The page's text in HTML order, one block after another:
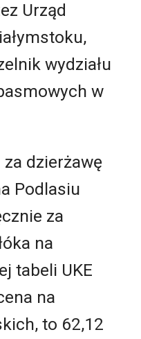
Urząd
wydziału
w
dzierżawę
Podlasiu
za
na
tabeli UKE
na
to 62,12